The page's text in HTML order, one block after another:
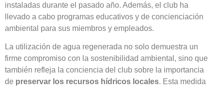
instaladas durante el pasado año. Además, el club ha
llevado a cabo programas educativos y de concienciación
ambiental para sus miembros y empleados.
La utilización de agua regenerada no solo demuestra un
firme compromiso con la sostenibilidad ambiental, sino que
también refleja la conciencia del club sobre la importancia
de preservar los recursos hídricos locales. Esta medida